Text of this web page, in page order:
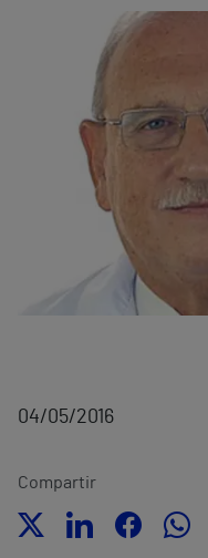
04/05/2016
Compartir